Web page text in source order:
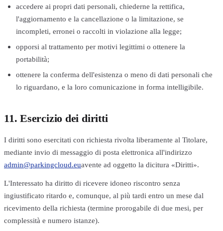
accedere ai propri dati personali, chiederne la rettifica,
l'aggiornamento e la cancellazione o la limitazione, se
incompleti, erronei o raccolti in violazione alla legge;
opporsi al trattamento per motivi legittimi o ottenere la
portabilità;
ottenere la conferma dell'esistenza o meno di dati personali che
lo riguardano, e la loro comunicazione in forma intelligibile.
11. Esercizio dei diritti
I diritti sono esercitati con richiesta rivolta liberamente al Titolare,
mediante invio di messaggio di posta elettronica all'indirizzo
admin@parkingcloud.euavente ad oggetto la dicitura «Diritti».
L'Interessato ha diritto di ricevere idoneo riscontro senza
ingiustificato ritardo e, comunque, al più tardi entro un mese dal
ricevimento della richiesta (termine prorogabile di due mesi, per
complessità e numero istanze).